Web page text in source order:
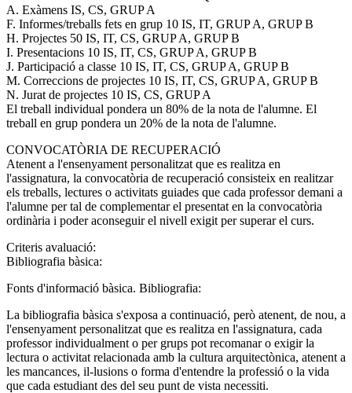
A. Exàmens IS, CS, GRUP A
F. Informes/treballs fets en grup 10 IS, IT, GRUP A, GRUP B
H. Projectes 50 IS, IT, CS, GRUP A, GRUP B
I. Presentacions 10 IS, IT, CS, GRUP A, GRUP B
J. Participació a classe 10 IS, IT, CS, GRUP A, GRUP B
M. Correccions de projectes 10 IS, IT, CS, GRUP A, GRUP B
N. Jurat de projectes 10 IS, CS, GRUP A
El treball individual pondera un 80% de la nota de l'alumne. El
treball en grup pondera un 20% de la nota de l'alumne.
CONVOCATÒRIA DE RECUPERACIÓ
Atenent a l'ensenyament personalitzat que es realitza en
l'assignatura, la convocatòria de recuperació consisteix en realitzar
els treballs, lectures o activitats guiades que cada professor demani a
l'alumne per tal de complementar el presentat en la convocatòria
ordinària i poder aconseguir el nivell exigit per superar el curs.
Criteris avaluació:
Bibliografia bàsica:
Fonts d'informació bàsica. Bibliografia:
La bibliografia bàsica s'exposa a continuació, però atenent, de nou, a
l'ensenyament personalitzat que es realitza en l'assignatura, cada
professor individualment o per grups pot recomanar o exigir la
lectura o activitat relacionada amb la cultura arquitectònica, atenent a
les mancances, il-lusions o forma d'entendre la professió o la vida
que cada estudiant des del seu punt de vista necessiti.